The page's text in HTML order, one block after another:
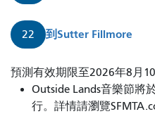
22 到 Sutter Fillmore
預測有效期限至2026年8月
Outside Lands音樂節將
行。詳情請瀏覽